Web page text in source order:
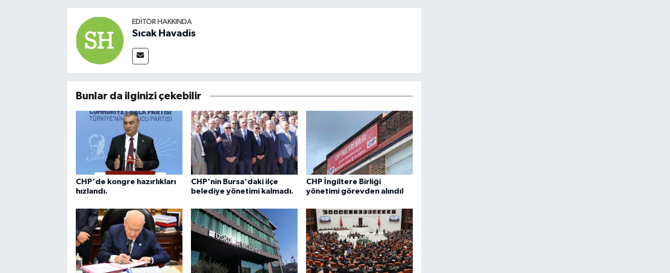
EDITÖR HAKKINDA
Sıcak Havadis
Bunlar da ilginizi çekebilir
CHP'de kongre hazırlıkları
hızlandı.
CHP'nin Bursa'daki ilçe
belediye yönetimi kalmadı.
CHP İngiltere Birliği
yönetimi görevden alındı!